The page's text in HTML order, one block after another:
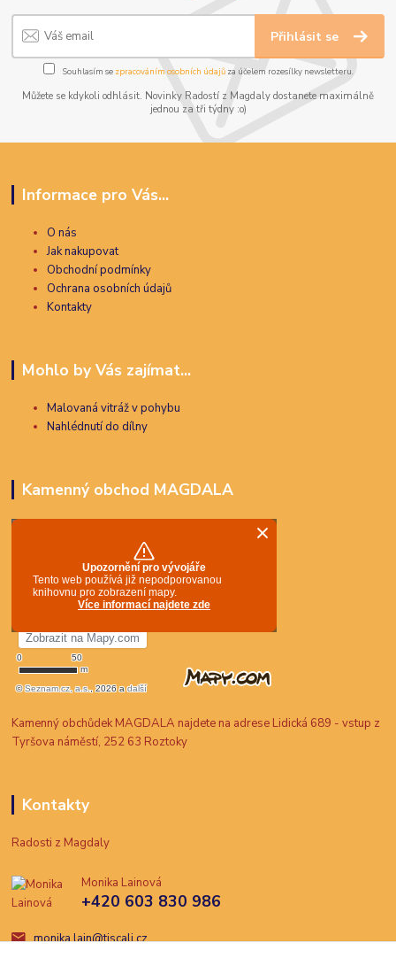
Přihlásit se
Souhlasím se zpracováním osobních údajůza účelem rozesílky newsletteru.
Můžete se kdykoli odhlásit. Novinky Radostí z Magdaly dostanete maximálně
jednou za tři týdny :o)
Informace pro Vás...
O nás
Jak nakupovat
Obchodní podmínky
Ochrana osobních údajů
Kontakty
Mohlo by Vás zajímat...
Malovaná vitráž v pohybu
Nahlédnutí do dílny
Kamenný obchod MAGDALA
Kamenný obchůdek MAGDALA najdete na adrese Lidická 689 - vstup z
Tyršova náměstí, 252 63 Roztoky
Kontakty
Radosti z Magdaly
Monika Lainová
+420 603 830 986
monika.lain@tiscali.cz